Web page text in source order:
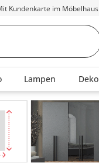
Kundenkarte im Möbelhaus
Lampen Deko